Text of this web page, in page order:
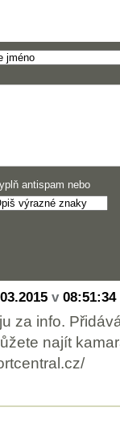
antispam nebo
v 08:51:34
za info.
najít